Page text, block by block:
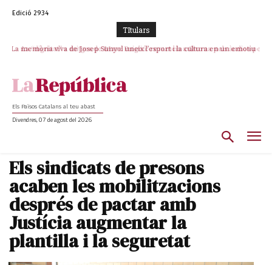
Edició 2934
TItulars
La “dignitat” a mitges de Marc Puigtió: renuncia a Girona pels àudios però
Els Països Catalans al teu abast
Divendres, 07 de agost del 2026
Els sindicats de presons
acaben les mobilitzacions
després de pactar amb
Justícia augmentar la
plantilla i la seguretat